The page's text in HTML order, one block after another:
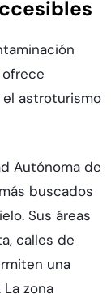
astroturismo
Autónoma de
buscados
Sus áreas
calles de
una
zona